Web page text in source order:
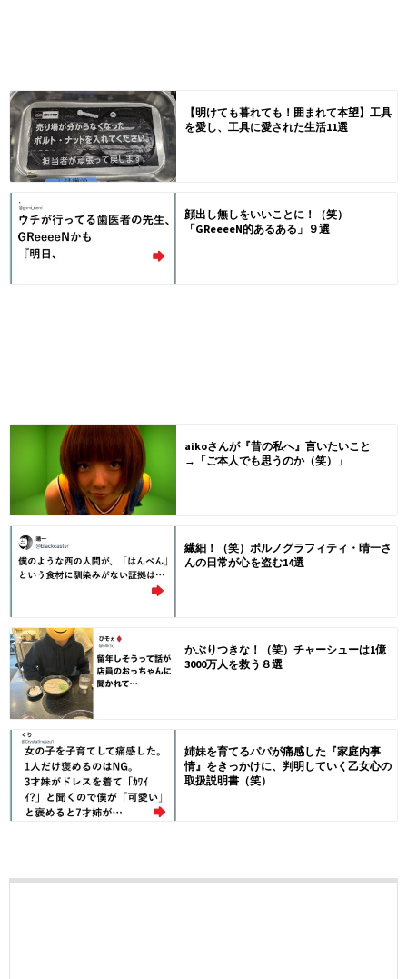
【明けても暮れても！囲まれて本望】工具
を愛し、工具に愛された生活11選
顔出し無しをいいことに！（笑）
「GReeeeN的あるある」９選
aikoさんが『昔の私へ』言いたいこと
→「ご本人でも思うのか（笑）」
繊細！（笑）ポルノグラフィティ・晴一さ
んの日常が心を盗む14選
かぶりつきな！（笑）チャーシューは1億
3000万人を救う８選
姉妹を育てるパパが痛感した『家庭内事
情』をきっかけに、判明していく乙女心の
取扱説明書（笑）